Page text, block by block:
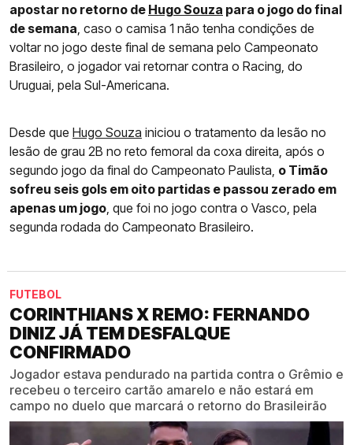
apostar no retorno de Hugo Souza para o jogo do final
de semana, caso o camisa 1 não tenha condições de
voltar no jogo deste final de semana pelo Campeonato
Brasileiro, o jogador vai retornar contra o Racing, do
Uruguai, pela Sul-Americana.
Desde que Hugo Souza iniciou o tratamento da lesão no
lesão de grau 2B no reto femoral da coxa direita, após o
segundo jogo da final do Campeonato Paulista, o Timão
sofreu seis gols em oito partidas e passou zerado em
apenas um jogo, que foi no jogo contra o Vasco, pela
segunda rodada do Campeonato Brasileiro.
FUTEBOL
CORINTHIANS X REMO: FERNANDO
DINIZ JÁ TEM DESFALQUE
CONFIRMADO
Jogador estava pendurado na partida contra o Grêmio e
recebeu o terceiro cartão amarelo e não estará em
campo no duelo que marcará o retorno do Brasileirão